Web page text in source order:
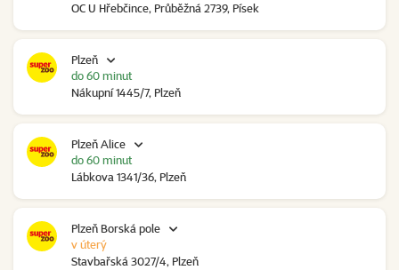
OC U Hřebčince, Průběžná 2739, Písek
Plzeň
Nákupní 1445/7, Plzeň
do 60 minut
Plzeň Alice
Lábkova 1341/36, Plzeň
do 60 minut
Plzeň Borská pole
Stavbařská 3027/4, Plzeň
v úterý